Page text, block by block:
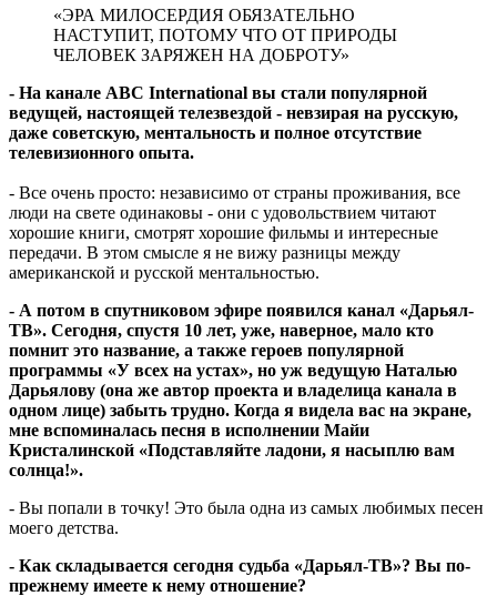
«ЭРА МИЛОСЕРДИЯ ОБЯЗАТЕЛЬНО
НАСТУПИТ, ПОТОМУ ЧТО ОТ ПРИРОДЫ
ЧЕЛОВЕК ЗАРЯЖЕН НА ДОБРОТУ»
- На канале ABC International вы стали популярной
ведущей, настоящей телезвездой - невзирая на русскую,
даже советскую, ментальность и полное отсутствие
телевизионного опыта.
- Все очень просто: независимо от страны проживания, все
люди на свете одинаковы - они с удовольствием читают
хорошие книги, смотрят хорошие фильмы и интересные
передачи. В этом смысле я не вижу разницы между
американской и русской ментальностью.
- А потом в спутниковом эфире появился канал «Дарьял-
ТВ». Сегодня, спустя 10 лет, уже, наверное, мало кто
помнит это название, а также героев популярной
программы «У всех на устах», но уж ведущую Наталью
Дарьялову (она же автор проекта и владелица канала в
одном лице) забыть трудно. Когда я видела вас на экране,
мне вспоминалась песня в исполнении Майи
Кристалинской «Подставляйте ладони, я насыплю вам
солнца!».
- Вы попали в точку! Это была одна из самых любимых песен
моего детства.
- Как складывается сегодня судьба «Дарьял-ТВ»? Вы по-
прежнему имеете к нему отношение?